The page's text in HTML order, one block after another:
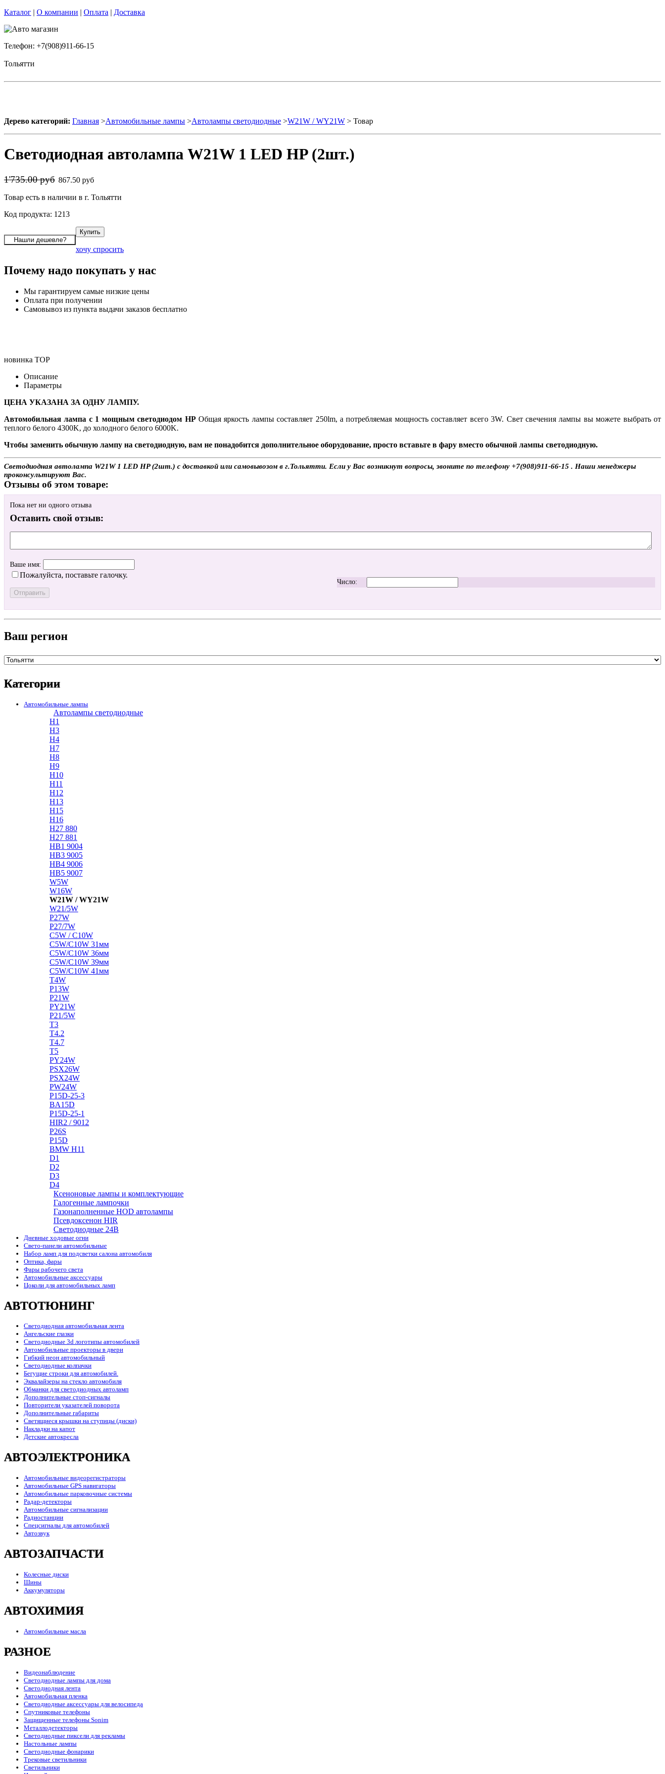
Каталог | О компании | Оплата | Доставка
Телефон: +7(908)911-66-15
Тольятти
Дерево категорий: Главная >Автомобильные лампы >Автолампы светодиодные >W21W / WY21W > Товар
Светодиодная автолампа W21W 1 LED HP (2шт.)
1'735.00 руб 867.50 руб
Товар есть в наличии в г. Тольятти
Код продукта: 1213
хочу спросить
Почему надо покупать у нас
Мы гарантируем самые низкие цены
Оплата при получении
Самовывоз из пункта выдачи заказов бесплатно
новинка TOP
Описание
Параметры
ЦЕНА УКАЗАНА ЗА ОДНУ ЛАМПУ.
Автомобильная лампа с 1 мощным светодиодом HPОбщая яркость лампы составляет 250lm, а потребляемая мощность составляет всего 3W. Свет свечения лампы вы можете выбрать от
теплого белого 4300K, до холодного белого 6000K.
Чтобы заменить обычную лампу на светодиодную, вам не понадобится дополнительное оборудование, просто вставьте в фару вместо обычной лампы светодиодную.
Светодиодная автолампа W21W 1 LED HP (2шт.) с доставкой или самовывозом в г.Тольятти. Если у Вас возникнут вопросы, звоните по телефону +7(908)911-66-15 . Наши менеджеры
проконсультируют Вас.
Отзывы об этом товаре:
Пока нет ни одного отзыва
Оставить свой отзыв:
Ваше имя:
Пожалуйста, поставьте галочку.
Число:
Ваш регион
Категории
Автомобильные лампы
Автолампы светодиодные
H1
H3
H4
H7
H8
H9
H10
H11
H12
H13
H15
H16
H27 880
H27 881
HB1 9004
HB3 9005
HB4 9006
HB5 9007
W5W
W16W
W21W / WY21W
W21/5W
P27W
P27/7W
C5W / C10W
C5W/C10W 31мм
C5W/C10W 36мм
C5W/C10W 39мм
C5W/C10W 41мм
T4W
P13W
P21W
PY21W
P21/5W
T3
T4.2
T4.7
T5
PY24W
PSX26W
PSX24W
PW24W
P15D-25-3
BA15D
P15D-25-1
HIR2 / 9012
P26S
P15D
BMW H11
D1
D2
D3
D4
Ксеноновые лампы и комплектующие
Галогенные лампочки
Газонаполненные HOD автолампы
Псевдоксенон HIR
Cветодиодные 24B
Дневные ходовые огни
Свето-панели автомобильные
Набор ламп для подсветки салона автомобиля
Оптика, фары
Фары рабочего света
Автомобильные аксессуары
Цоколи для автомобильных ламп
АВТОТЮНИНГ
Светодиодная автомобильная лента
Ангельские глазки
Светодиодные 3d логотипы автомобилей
Автомобильные проекторы в двери
Гибкий неон автомобильный
Светодиодные колпачки
Бегущие строки для автомобилей.
Эквалайзеры на стекло автомобиля
Обманки для светодиодных автоламп
Дополнительные стоп-сигналы
Повторители указателей поворота
Дополнительные габариты
Светящиеся крышки на ступицы (диски)
Накладки на капот
Детские автокресла
АВТОЭЛЕКТРОНИКА
Автомобильные видеорегистраторы
Автомобильные GPS навигаторы
Автомобильные парковочные системы
Радар-детекторы
Автомобильные сигнализации
Радиостанции
Спецсигналы для автомобилей
Автозвук
АВТОЗАПЧАСТИ
Колесные диски
Шины
Аккумуляторы
АВТОХИМИЯ
Автомобильные масла
РАЗНОЕ
Видеонаблюдение
Светодиодные лампы для дома
Светодиодная лента
Автомобильная пленка
Светодиодные аксессуары для велосипеда
Спутниковые телефоны
Защищенные телефоны Sonim
Металлодетекторы
Светодиодные пиксели для рекламы
Настольные лампы
Светодиодные фонарики
Трековые светильники
Светильники